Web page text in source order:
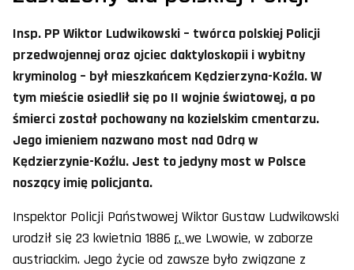
Insp. PP Wiktor Ludwikowski – twórca polskiej Policji
przedwojennej oraz ojciec daktyloskopii i wybitny
kryminolog – był mieszkańcem Kędzierzyna-Koźla. W
tym mieście osiedlił się po II wojnie światowej, a po
śmierci został pochowany na kozielskim cmentarzu.
Jego imieniem nazwano most nad Odrą w
Kędzierzynie-Koźlu. Jest to jedyny most w Polsce
noszący imię policjanta.
Inspektor Policji Państwowej Wiktor Gustaw Ludwikowski
urodził się 23 kwietnia 1886 r.we Lwowie, w zaborze
austriackim. Jego życie od zawsze było związane z